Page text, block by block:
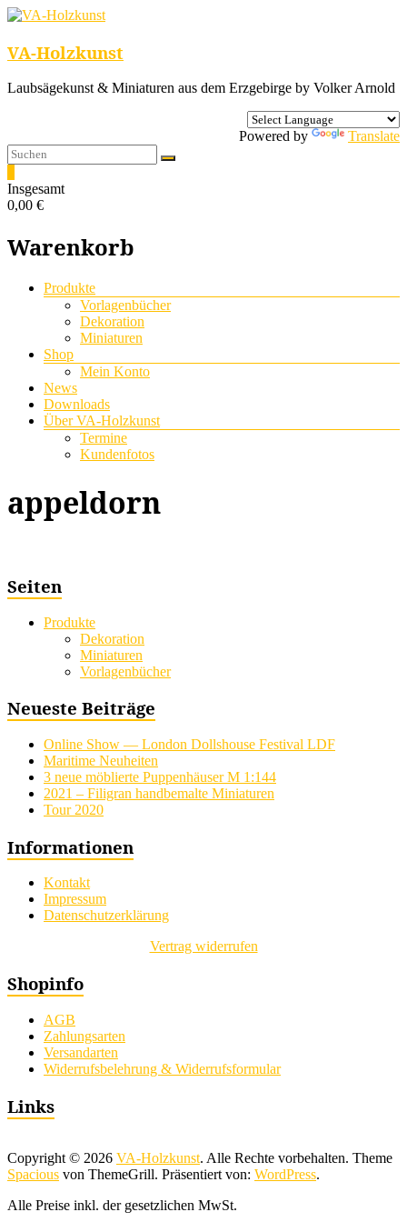
VA-Holzkunst
Laubsägekunst & Miniaturen aus dem Erzgebirge by Volker Arnold
Powered by Translate
Insgesamt
0,00 €
Warenkorb
Menü
Produkte
Vorlagenbücher
Dekoration
Miniaturen
Shop
Mein Konto
News
Downloads
Über VA-Holzkunst
Termine
Kundenfotos
appeldorn
Seiten
Produkte
Dekoration
Miniaturen
Vorlagenbücher
Neueste Beiträge
Online Show — London Dollshouse Festival LDF
Maritime Neuheiten
3 neue möblierte Puppenhäuser M 1:144
2021 – Filigran handbemalte Miniaturen
Tour 2020
Informationen
Kontakt
Impressum
Datenschutzerklärung
Vertrag widerrufen
Shopinfo
AGB
Zahlungsarten
Versandarten
Widerrufsbelehrung & Widerrufsformular
Links
Copyright © 2026 VA-Holzkunst. Alle Rechte vorbehalten. Theme
Spacious von ThemeGrill. Präsentiert von: WordPress.
Alle Preise inkl. der gesetzlichen MwSt.